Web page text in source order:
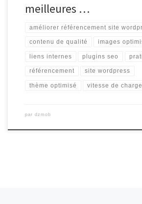
meilleures …
améliorer référencement site
contenu de qualité images
liens internes plugins seo
référencement site wordpress
thème optimisé vitesse de
par dzmob